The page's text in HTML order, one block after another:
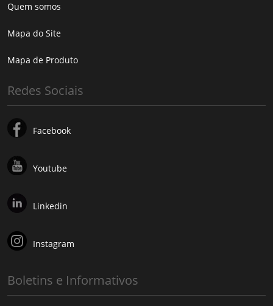
Quem somos
Mapa do Site
Mapa de Produto
Redes Sociais
Facebook
Youtube
Linkedin
Instagram
Boletins e Informativos